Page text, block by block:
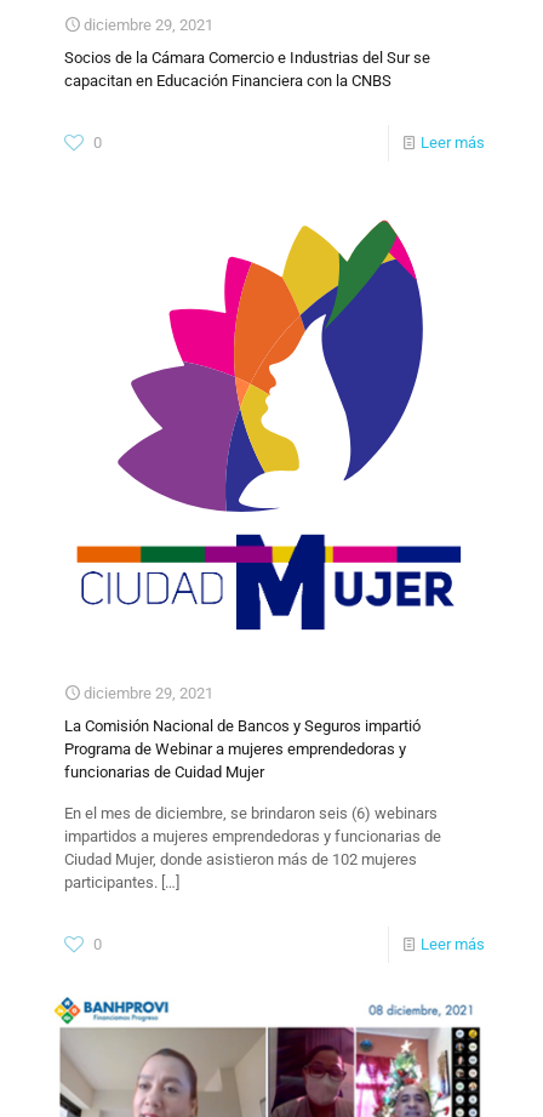
diciembre 29, 2021
Socios de la Cámara Comercio e Industrias del Sur se
capacitan en Educación Financiera con la CNBS
0 Leer más
diciembre 29, 2021
La Comisión Nacional de Bancos y Seguros impartió
Programa de Webinar a mujeres emprendedoras y
funcionarias de Cuidad Mujer
En el mes de diciembre, se brindaron seis (6) webinars
impartidos a mujeres emprendedoras y funcionarias de
Ciudad Mujer, donde asistieron más de 102 mujeres
participantes. […]
0 Leer más